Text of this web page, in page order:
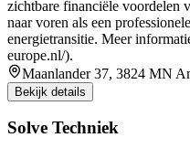
zichtbare financiële voordelen
naar voren als een
energietransitie. Meer
europe.nl/).
Maanlander 37, 3824 MN
Bekijk details
Solve Techniek